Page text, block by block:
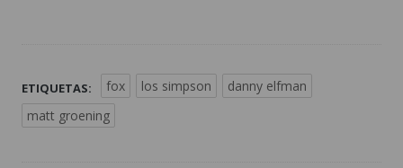
ETIQUETAS: fox los simpson
danny elfman
matt groening